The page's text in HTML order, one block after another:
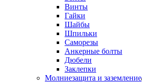
Винты
Гайки
Шайбы
Шпильки
Саморезы
Анкерные болты
Дюбели
Заклепки
Молниезащита и заземление